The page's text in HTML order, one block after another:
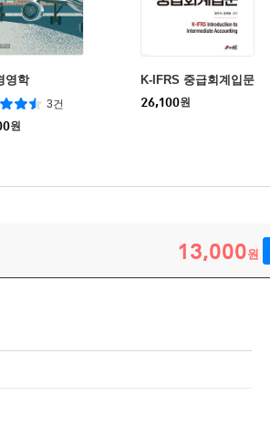
영학
3건
원
K-IFRS 중급회계입문
26,100원
13,000원